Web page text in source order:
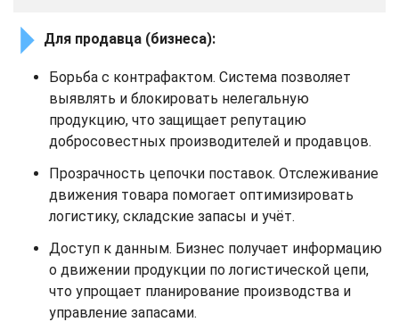
Для продавца (бизнеса):
Борьба с контрафактом. Система позволяет
выявлять и блокировать нелегальную
продукцию, что защищает репутацию
добросовестных производителей и продавцов.
Прозрачность цепочки поставок. Отслеживание
движения товара помогает оптимизировать
логистику, складские запасы и учёт.
Доступ к данным. Бизнес получает информацию
о движении продукции по логистической цепи,
что упрощает планирование производства и
управление запасами.